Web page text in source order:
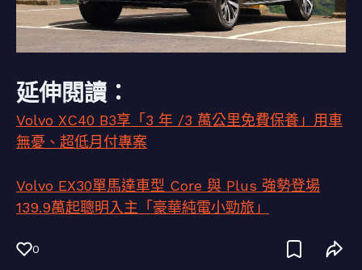
延伸閱讀：
Volvo XC40 B3享「3 年 /3 萬公里免費保養」用車
無憂、超低月付專案
Volvo EX30單馬達車型 Core 與 Plus 強勢登場
139.9萬起聰明入主「豪華純電小勁旅」
0